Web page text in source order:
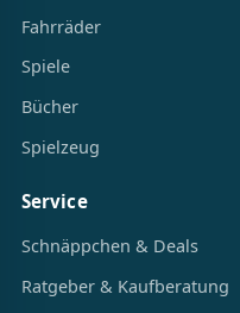
Fahrräder
Spiele
Bücher
Spielzeug
Service
Schnäppchen & Deals
Ratgeber & Kaufberatung